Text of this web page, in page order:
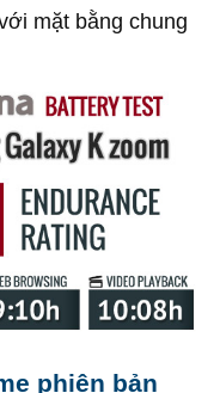
mặt bằng chung
phiên bản